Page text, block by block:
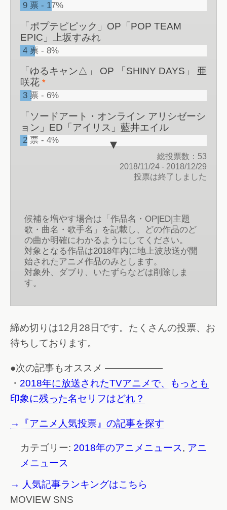
9 票 17%
「ポプテピピック」OP「POP TEAM
EPIC」上坂すみれ
4 票 8%
「ゆるキャン△」 OP 「SHINY DAYS」 亜
咲花 *
3 票 6%
「ソードアート・オンライン アリシゼーシ
ョン」ED「アイリス」藍井エイル
2 票 4%
「とある魔術の禁書目録III」
OP「Gravitation」黒崎真音 *
ンシー」フランシュシュ *
2票 4%
「ガンダムビルドダイバーズ」ED「スタ
ートダッシュ」スピラ・スピカ
2票 4%
Radio」和島あみ
「BEATLESS」OP「Truth.」TrySail
「ウマ娘 プリティーダービー」OP「Make
debut!」スピカ *
1 票 2%
「青春ブタ野郎はバニーガール先輩の夢を
見ない」ED「不可思議のカルテ」 桜島麻
衣、古賀朋絵、双葉理央、豊浜のどか、梓
川かえで、牧之原翔子(CV:瀬戸麻沙美、東
山奈央、種崎敦美、内田真礼、久保ユリ
1票 2%
総投票数：53
2018/11/24 - 2018/12/29
投票は終了しました
候補を増やす場合は「作品名・OP|ED|主題
歌・曲名・歌手名」を記載し、どの作品のど
の曲か明確にわかるようにしてください。
対象となる作品は2018年内に地上波放送が開
始されたアニメ作品のみとします。
対象外、ダブり、いたずらなどは削除しま
す。
締め切りは12月28日です。たくさんの投票、お
待ちしております。
●次の記事もオススメ ——————
・ 2018年に放送されたTVアニメで、もっとも
印象に残った名セリフはどれ？
→『アニメ人気投票』の記事を探す
カテゴリー: 2018年のアニメニュース, アニ
メニュース
→ 人気記事ランキングはこちら
MOVIEW SNS